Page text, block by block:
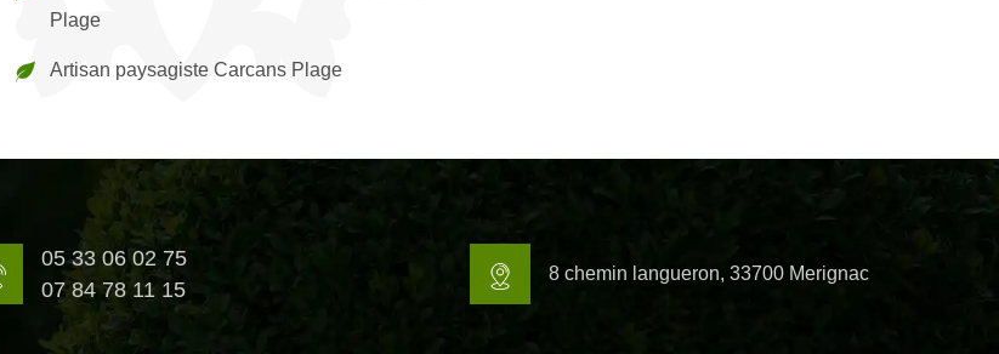
Plage
Artisan paysagiste Carcans Plage
05 33 06 02 75
07 84 78 11 15
8 chemin langueron, 33700 Merignac